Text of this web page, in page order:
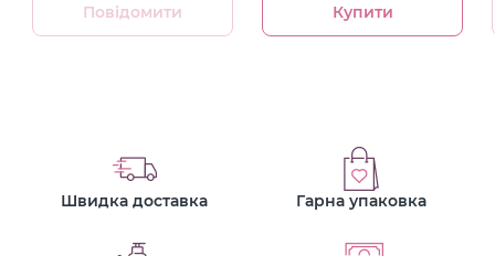
Повідомити Купити
Швидка доставка Гарна упаковка